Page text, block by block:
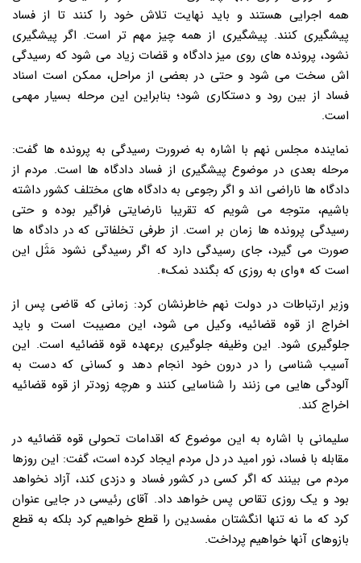
همه اجرایی هستند و باید نهایت تلاش خود را کنند تا از فساد
پیشگیری کنند. پیشگیری از همه چیز مهم تر است. اگر پیشگیری
نشود، پرونده های روی میز دادگاه و قضات زیاد می شود که رسیدگی
اش سخت می شود و حتی در بعضی از مراحل، ممکن است اسناد
فساد از بین رود و دستکاری شود؛ بنابراین این مرحله بسیار مهمی
است.
نماینده مجلس نهم با اشاره به ضرورت رسیدگی به پرونده ها گفت:
مرحله بعدی در موضوع پیشگیری از فساد دادگاه ها است. مردم از
دادگاه ها ناراضی اند و اگر رجوعی به دادگاه های مختلف کشور داشته
باشیم، متوجه می شویم که تقریبا نارضایتی فراگیر بوده و حتی
رسیدگی پرونده ها زمان بر است. از طرفی تخلفاتی که در دادگاه ها
صورت می گیرد، جای رسیدگی دارد که اگر رسیدگی نشود مَثَل این
است که «وای به روزی که بگندد نمک».
وزیر ارتباطات در دولت نهم خاطرنشان کرد: زمانی که قاضی پس از
اخراج از قوه قضائیه، وکیل می شود، این مصیبت است و باید
جلوگیری شود. این وظیفه جلوگیری برعهده قوه قضائیه است. این
آسیب شناسی را در درون خود انجام دهد و کسانی که دست به
آلودگی هایی می زنند را شناسایی کنند و هرچه زودتر از قوه قضائیه
اخراج کند.
سلیمانی با اشاره به این موضوع که اقدامات تحولی قوه قضائیه در
مقابله با فساد، نور امید در دل مردم ایجاد کرده است، گفت: این روزها
مردم می بینند که اگر کسی در کشور فساد و دزدی کند، آزاد نخواهد
بود و یک روزی تقاص پس خواهد داد. آقای رئیسی در جایی عنوان
کرد که ما نه تنها انگشتان مفسدین را قطع خواهیم کرد بلکه به قطع
بازوهای آنها خواهیم پرداخت.